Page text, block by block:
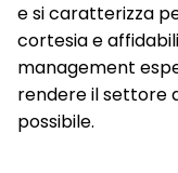
e si caratterizza
cortesia e
management
rendere il settore
possibile.